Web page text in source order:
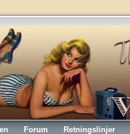
Forum Retningslinjer